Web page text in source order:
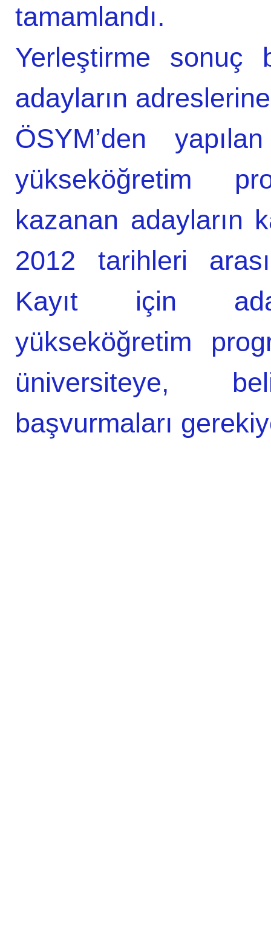
tamamlandı.
Yerleştirme sonuç
adayların
ÖSYM’den
yükseköğretim
kazanan adayların
2012 tarihleri
Kayıt için
yükseköğretim
üniversiteye,
başvurmaları